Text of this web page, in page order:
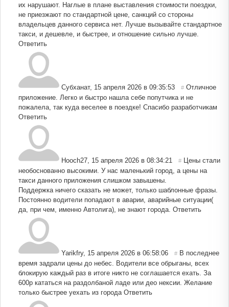
их нарушают. Наглые в плане выставления стоимости поездки,
не приезжают по стандартной цене, санкций со стороны
владельцев данного сервиса нет. Лучше вызывайте стандартное
такси, и дешевле, и быстрее, и отношение сильно лучше.
Ответить
Субханат, 15 апреля 2026 в 09:35:53 # Отличное
приложение. Легко и быстро нашла себе попутчика и не
пожалела, так куда веселее в поездке! Спасибо разработчикам
Ответить
Hooch27 15 апреля 2026 в 08:34:21 #
Цены стали
необоснованно высокими. У нас маленький город, а цены на
такси данного приложения слишком завышены.
Поддержка ничего сказать не может, только шаблонные фразы.
Постоянно водители попадают в аварии, аварийные ситуации(
да, при чем, именно Автолига), не знают города. Ответить
Yarikfry, 15 апреля 2026 в 06:58:06 # В последнее
время задрали цены до небес. Водители все обрыганы, всех
блокирую каждый раз в итоге никто не соглашается ехать. За
600р кататься на раздолбаной ладе или део нексии. Желание
только быстрее уехать из города Ответить